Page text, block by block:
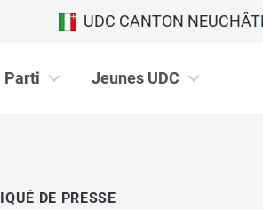
UDC CANTON
Parti Jeunes UDC
DE PRESSE